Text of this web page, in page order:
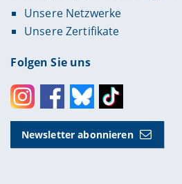
Unsere Netzwerke
Unsere Zertifikate
Folgen Sie uns
InstagramFacebookBlueskyToktok
Newsletter abonnieren